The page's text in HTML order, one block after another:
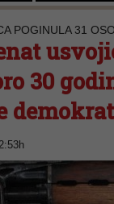
POGINULA 31
30